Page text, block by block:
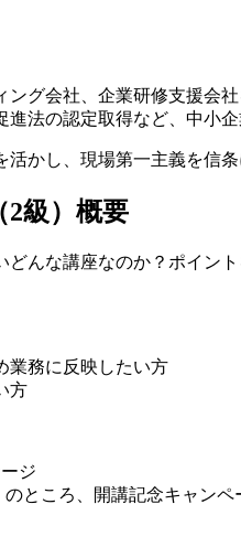
ング会社、企業研修支援会
法の認定取得など、中小企
活かし、現場第一主義を信
2級）概要
んな講座なのか？ポイント
業務に反映したい方
方
ジ
ところ、開講記念キャンペ